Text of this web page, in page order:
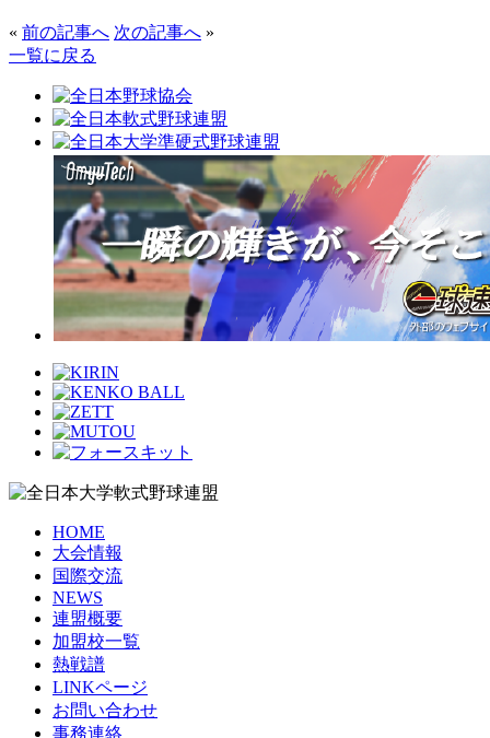
« 前の記事へ 次の記事へ »
一覧に戻る
HOME
大会情報
国際交流
NEWS
連盟概要
加盟校一覧
熱戦譜
LINKページ
お問い合わせ
事務連絡